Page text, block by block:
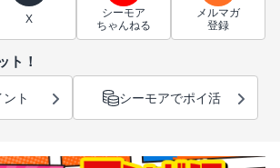
X
シーモア
ちゃんねる
メルマガ
登録
ト！
ト シーモアでポイ活